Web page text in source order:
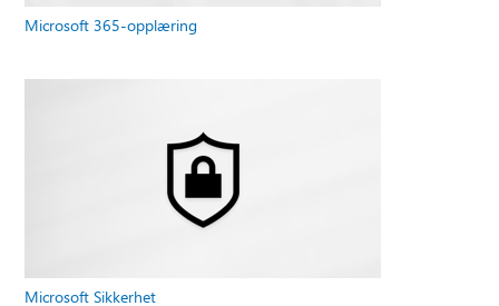
Microsoft 365-opplæring
Microsoft Sikkerhet